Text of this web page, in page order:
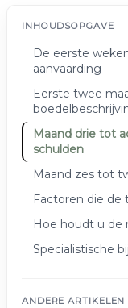
INHOUDSOPGAVE
De eerste
aanvaarding
Eerste twee
Maand drie tot
schulden
Maand zes tot
Factoren die de
Hoe houdt u de
Specialistische
ANDERE ARTIKELEN